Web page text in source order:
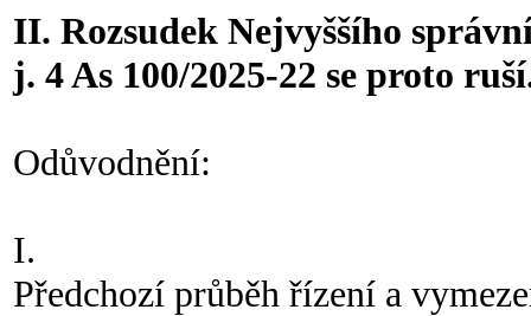
II. Rozsudek Nejvyššího
j. 4 As 100/2025-22 se proto
Odůvodnění:
I.
Předchozí průběh řízení a